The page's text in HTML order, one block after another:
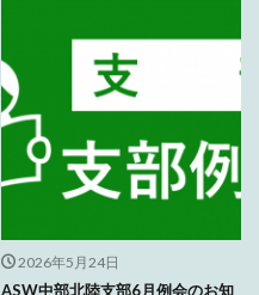
2026年5月24日
ASW中部北陸支部6月例会のお知